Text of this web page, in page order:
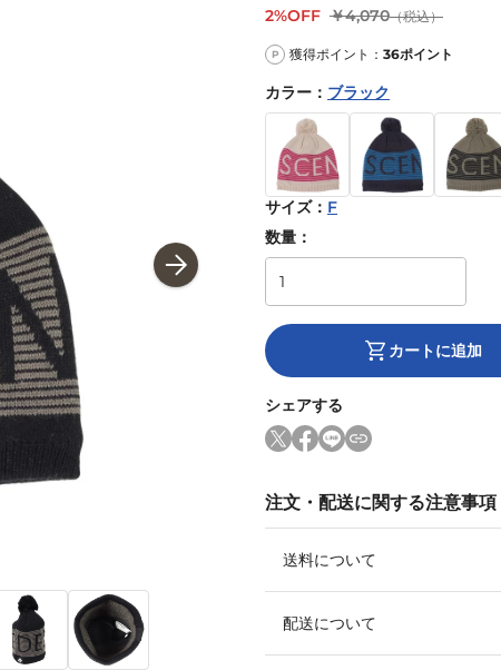
2%OFF ￥4,070（税込）
P 獲得ポイント： 36ポイント
カラー ： ブラック
サイズ： F
数量：
カートに追加
シェアする
注文・配送に関する注意事項
送料について
配送について